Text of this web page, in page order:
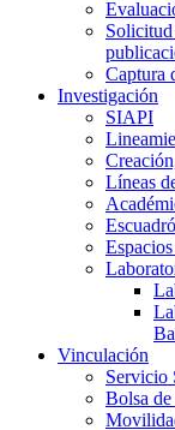
Solicitud
Captura
Investigación
SIAPI
Líneas
Vinculación
Servicio
Bolsa